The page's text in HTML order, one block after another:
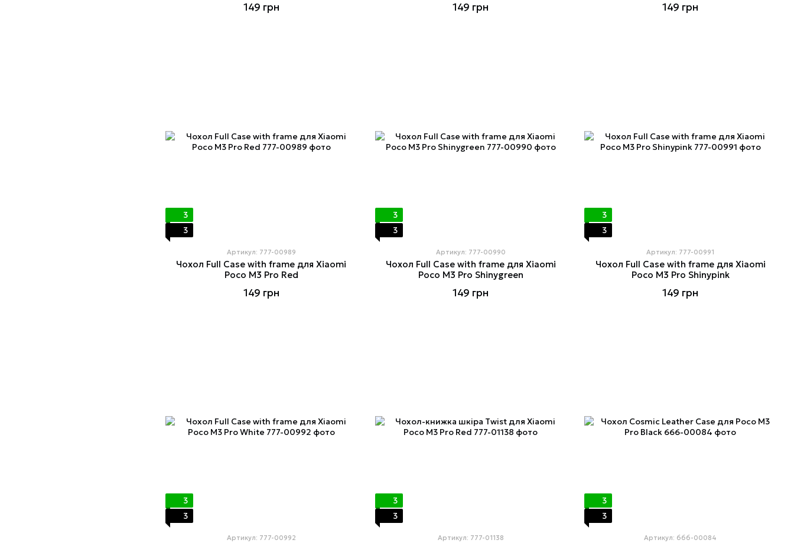
149 грн 149 грн 149 грн
3
3
Артикул: 777-00989
Чохол Full Case with frame для Xiaomi
Poco M3 Pro Red
149 грн
3
3
Артикул: 777-00990
Чохол Full Case with frame для Xiaomi
Poco M3 Pro Shinygreen
149 грн
3
3
Артикул: 777-00991
Чохол Full Case with frame для Xiaomi
Poco M3 Pro Shinypink
149 грн
3
3
Артикул: 777-00992
3
3
Артикул: 777-01138
3
3
Артикул: 666-00084